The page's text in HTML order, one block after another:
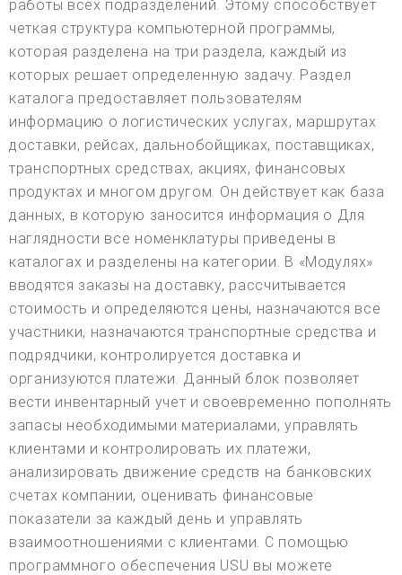
работы всех подразделений. Этому способствует
четкая структура компьютерной программы,
которая разделена на три раздела, каждый из
которых решает определенную задачу. Раздел
каталога предоставляет пользователям
информацию о логистических услугах, маршрутах
доставки, рейсах, дальнобойщиках, поставщиках,
транспортных средствах, акциях, финансовых
продуктах и многом другом. Он действует как база
данных, в которую заносится информация о Для
наглядности все номенклатуры приведены в
каталогах и разделены на категории. В «Модулях»
вводятся заказы на доставку, рассчитывается
стоимость и определяются цены, назначаются все
участники, назначаются транспортные средства и
подрядчики, контролируется доставка и
организуются платежи. Данный блок позволяет
вести инвентарный учет и своевременно пополнять
запасы необходимыми материалами, управлять
клиентами и контролировать их платежи,
анализировать движение средств на банковских
счетах компании, оценивать финансовые
показатели за каждый день и управлять
взаимоотношениями с клиентами. С помощью
программного обеспечения USU вы можете